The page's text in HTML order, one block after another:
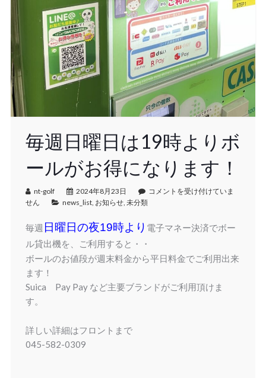
毎週日曜日は19時よりボ
ールがお得になります！
nt-golf 2024年8月23日
コメントを受け付けていま
せん
news_list, お知らせ, 未分類
毎週 日曜日の夜19時より 電子マネー決済でボー
ル貸出機を、ご利用すると・・
ボールのお値段が週末料金から平日料金でご利用出来
ます！
Suica Pay Pay など主要ブランドがご利用頂けま
す。
詳しい詳細はフロントまで
045-582-0309